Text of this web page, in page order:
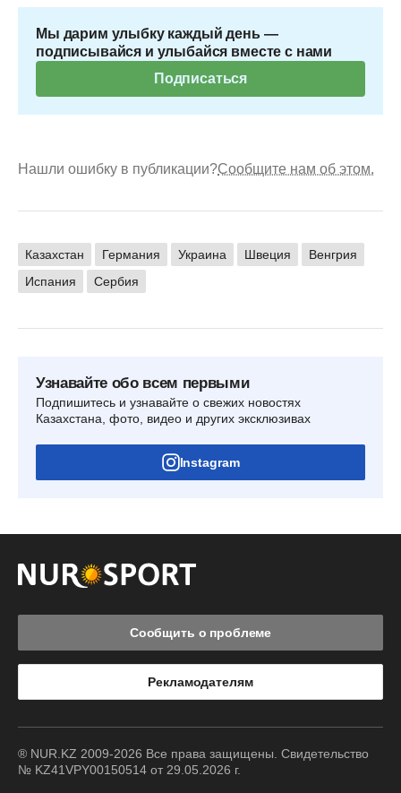
Мы дарим улыбку каждый день —
подписывайся и улыбайся вместе с нами
Подписаться
Нашли ошибку в публикации?Сообщите нам об этом.
Казахстан Германия Украина Швеция
Венгрия
Испания
Сербия
Узнавайте обо всем первыми
Подпишитесь и узнавайте о свежих новостях
Казахстана, фото, видео и других эксклюзивах
Instagram
Сообщить о проблеме
Рекламодателям
® NUR.KZ 2009-2026 Все права защищены. Свидетельство
№ KZ41VPY00150514 от 29.05.2026 г.